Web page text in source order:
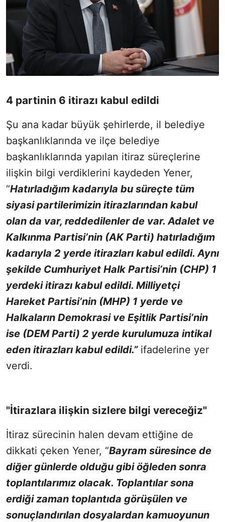
4 partinin 6 itirazı kabul edildi
Şu ana kadar büyük şehirlerde, il belediye
başkanlıklarında ve ilçe belediye
başkanlıklarında yapılan itiraz süreçlerine
ilişkin bilgi verdiklerini kaydeden Yener,
“Hatırladığım kadarıyla bu süreçte tüm
siyasi partilerimizin itirazlarından kabul
olan da var, reddedilenler de var. Adalet ve
Kalkınma Partisi’nin (AK Parti) hatırladığım
kadarıyla 2 yerde itirazları kabul edildi. Aynı
şekilde Cumhuriyet Halk Partisi’nin (CHP) 1
yerdeki itirazı kabul edildi. Milliyetçi
Hareket Partisi’nin (MHP) 1 yerde ve
Halkaların Demokrasi ve Eşitlik Partisi’nin
ise (DEM Parti) 2 yerde kurulumuza intikal
eden itirazları kabul edildi.”ifadelerine yer
verdi.
"İtirazlara ilişkin sizlere bilgi vereceğiz"
İtiraz sürecinin halen devam ettiğine de
dikkati çeken Yener, “Bayram süresince de
diğer günlerde olduğu gibi öğleden sonra
toplantılarımız olacak. Toplantılar sona
erdiği zaman toplantıda görüşülen ve
sonuçlandırılan dosyalardan kamuoyunun